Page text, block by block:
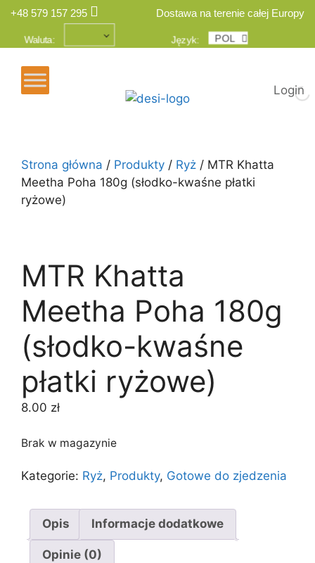
+48 579 157 295 Dostawa na terenie całej Europy
Waluta: Język: POL
ENG
Login
Strona główna / Produkty / Ryż / MTR Khatta
Meetha Poha 180g (słodko-kwaśne płatki
ryżowe)
MTR Khatta
Meetha Poha 180g
(słodko-kwaśne
płatki ryżowe)
8.00 zł
Brak w magazynie
Kategorie: Ryż, Produkty, Gotowe do zjedzenia
Opis Informacje dodatkowe
Opinie (0)